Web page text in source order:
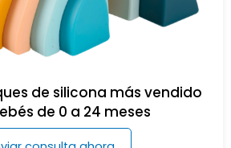
de silicona más vendido
de 0 a 24 meses